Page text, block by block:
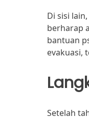
Di sisi
berharap
bantuan
evakuasi,
Setelah